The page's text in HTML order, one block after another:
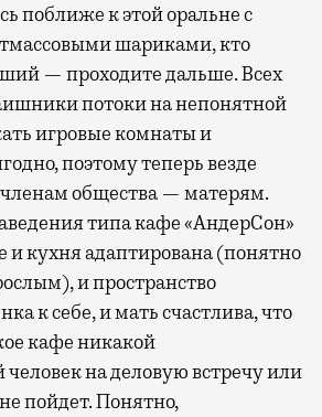
поближе к этой оральне с
шариками, кто
— проходите дальше. Всех
потоки на непонятной
игровые комнаты и
поэтому теперь везде
общества — матерям.
типа кафе «АндерСон»
и кухня адаптирована (понятно
и пространство
к себе, и мать счастлива, что
кафе никакой
на деловую встречу или
пойдет. Понятно,